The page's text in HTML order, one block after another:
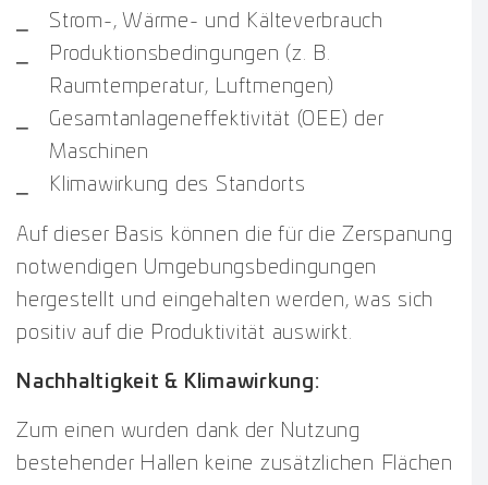
Strom-, Wärme- und Kälteverbrauch
Produktionsbedingungen (z. B.
Raumtemperatur, Luftmengen)
Gesamtanlageneffektivität (OEE) der
Maschinen
Klimawirkung des Standorts
Auf dieser Basis können die für die Zerspanung
notwendigen Umgebungsbedingungen
hergestellt und eingehalten werden, was sich
positiv auf die Produktivität auswirkt.
Nachhaltigkeit & Klimawirkung:
Zum einen wurden dank der Nutzung
bestehender Hallen keine zusätzlichen Flächen